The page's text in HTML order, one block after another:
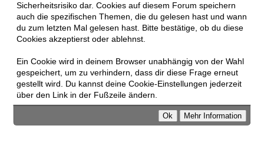
Sicherheitsrisiko dar. Cookies auf diesem Forum speichern
auch die spezifischen Themen, die du gelesen hast und wann
du zum letzten Mal gelesen hast. Bitte bestätige, ob du diese
Cookies akzeptierst oder ablehnst.
Ein Cookie wird in deinem Browser unabhängig von der Wahl
gespeichert, um zu verhindern, dass dir diese Frage erneut
gestellt wird. Du kannst deine Cookie-Einstellungen jederzeit
über den Link in der Fußzeile ändern.